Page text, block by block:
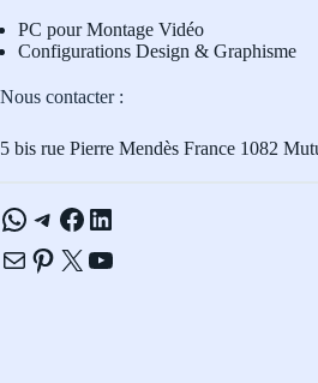
PC pour Montage Vidéo
Configurations Design & Graphisme
Nous contacter :
5 bis rue Pierre Mendès France 1082
WhatsApp
Telegram
Facebook
LinkedIn
E-mailPinterest
X YouTube